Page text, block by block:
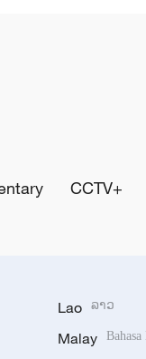
CCTV+
Lao ລາວ
Malay